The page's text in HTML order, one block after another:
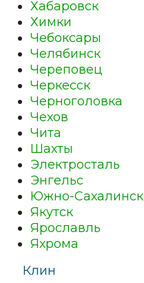
Хабаровск
Химки
Чебоксары
Челябинск
Череповец
Черкесск
Черноголовка
Чехов
Чита
Шахты
Электросталь
Энгельс
Южно-Сахалинск
Якутск
Ярославль
Яхрома
Клин